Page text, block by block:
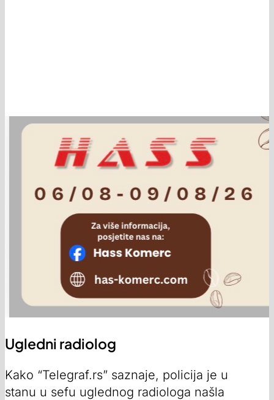
Ugledni radiolog
Kako “Telegraf.rs” saznaje, policija je u
stanu u sefu uglednog radiologa našla